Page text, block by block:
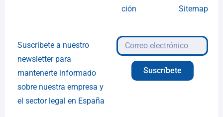
ción
Sitemap
Suscríbete a nuestro
newsletter para
mantenerte informado
sobre nuestra empresa y
el sector legal en España
Suscríbete